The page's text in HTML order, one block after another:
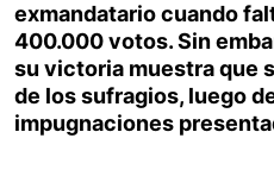
exmandatario cuando
400.000 votos. Sin
su victoria muestra que
de los sufragios, luego
impugnaciones